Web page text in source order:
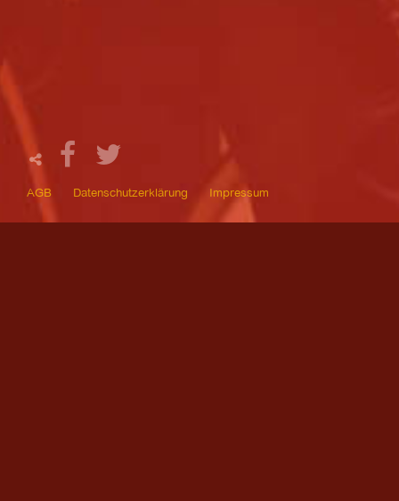
AGB Datenschutzerklärung Impressum